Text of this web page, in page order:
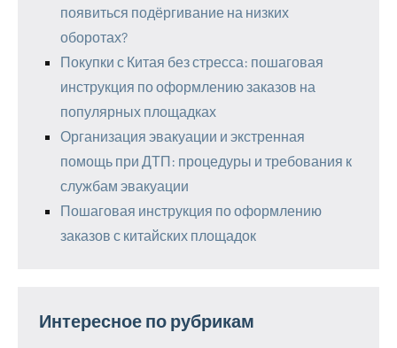
появиться подёргивание на низких
оборотах?
Покупки с Китая без стресса: пошаговая
инструкция по оформлению заказов на
популярных площадках
Организация эвакуации и экстренная
помощь при ДТП: процедуры и требования к
службам эвакуации
Пошаговая инструкция по оформлению
заказов с китайских площадок
Интересное по рубрикам